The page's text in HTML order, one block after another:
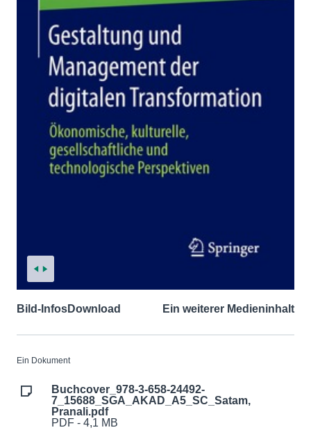
Bild-InfosDownload Ein weiterer Medieninhalt
Ein Dokument
Buchcover_978-3-658-24492-
7_15688_SGA_AKAD_A5_SC_Satam,
Pranali.pdf
PDF - 4,1 MB